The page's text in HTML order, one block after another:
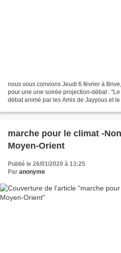
nous vous convions Jeudi 6 février à
pour une une soirée projection-débat :
débat animé par les Amis de Jayyous et
marche pour le climat -
Moyen-Orient
Publié le 26/01/2020 à 13:25
Par anonyme